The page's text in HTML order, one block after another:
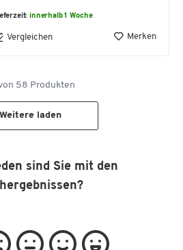
innerhalb 1 Woche
Vergleichen Merken
58 Produkten
Weitere laden
sind Sie mit den